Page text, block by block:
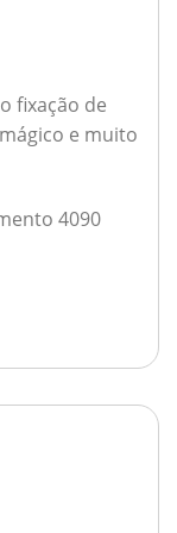
fixação de
e muito
4090